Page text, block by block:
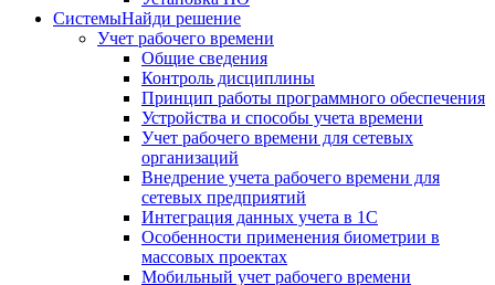
СистемыНайди решение
Учет рабочего времени
Общие сведения
Контроль дисциплины
Принцип работы программного обеспечения
Устройства и способы учета времени
Учет рабочего времени для сетевых
организаций
Внедрение учета рабочего времени для
сетевых предприятий
Интеграция данных учета в 1С
Особенности применения биометрии в
массовых проектах
Мобильный учет рабочего времени